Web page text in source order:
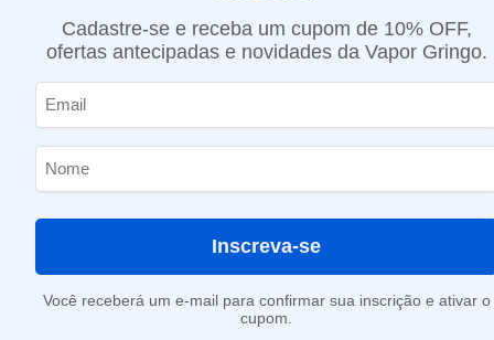
0,7ml
Cadastre-se e receba um cupom de 10% OFF,
ofertas antecipadas e novidades da Vapor Gringo.
Inscreva-se
Você receberá um e-mail para confirmar sua inscrição e ativar o
cupom.